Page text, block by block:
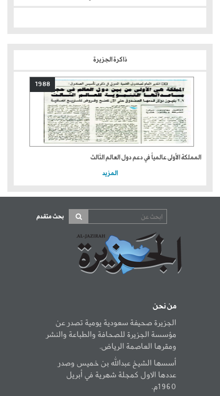
ذاكرة الجزيرة
1988
المملكة الأولى عالمياً في دعم دول العالم الثالث
المزيد
بحث متقدم
من نحن
الجزيرة صحيفة سعودية يومية تصدر عن
مؤسسة الجزيرة للصحافة والطباعة والنشر
ومقرها العاصمة الرياض.
أسسها الشيخ عبدالله بن خميس وصدر
عددها الاول كمجلة شهرية في أبريل
1960م.